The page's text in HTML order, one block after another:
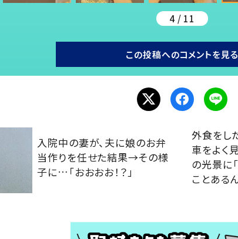
4 / 11
この投稿へのコメントを見る
入院中の妻が、夫に娘のお弁
当作りを任せた結果→その様
子に…「おおおお！？」
外食をし
車をよ
の光景に
ことある